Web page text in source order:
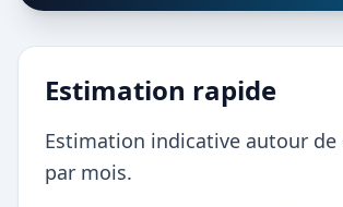
Estimation rapide
Estimation indicative autour de
par mois.